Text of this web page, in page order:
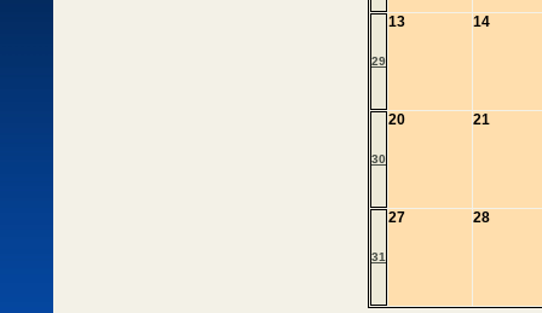
29
13 14
30
20 21
31
27 28